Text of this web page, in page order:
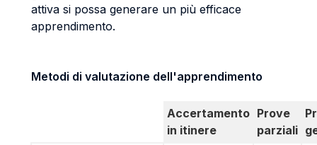
attiva si possa generare un più efficace
apprendimento.
Metodi di valutazione dell'apprendimento
Accertamento
in itinere
Prove
parziali